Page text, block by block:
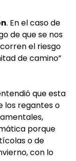
. En el caso de
de que se nos
el riesgo
de camino”
que esta
los regantes o
porque
o de
con lo